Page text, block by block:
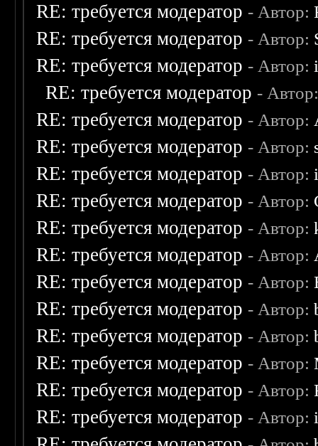
RE: требуется модератор - Автор:
RE: требуется модератор - Автор:
RE: требуется модератор - Автор:
RE: требуется модератор -
RE: требуется модератор - Автор:
RE: требуется модератор - Автор:
RE: требуется модератор - Автор:
RE: требуется модератор - Автор:
RE: требуется модератор - Автор:
RE: требуется модератор - Автор:
RE: требуется модератор - Автор:
RE: требуется модератор - Автор:
RE: требуется модератор - Автор:
RE: требуется модератор - Автор:
RE: требуется модератор - Автор:
RE: требуется модератор - Автор: